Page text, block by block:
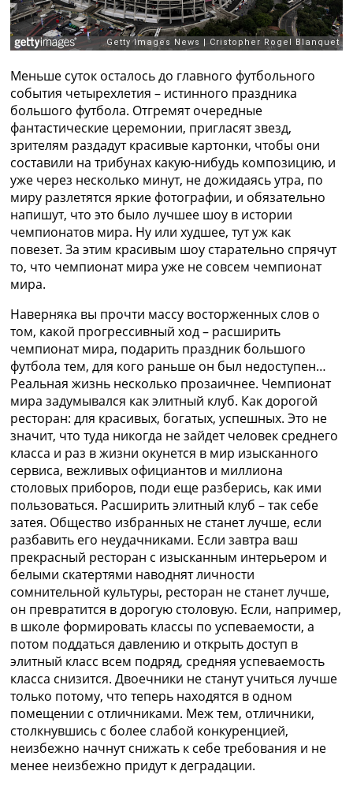
Рейтинг ФИФА
ТВ программа
RU
UA
Categories
Главная
Новости футбола
Видео
Трансферы
Новости футбола Украины
Последние комментарии
Конкурс прогнозов
Логин
Коллективный прогноз
Турниры
Чемпионат Мира
Украина. Премьер-Лига
Украина. Первая Лига
Лига Чемпионов
Англия. Премьер Лига
Испания. Ла Лига
Другие Турниры >>>
Таблицы
Таблицы групп Чемпионата Мира
Украина. Премьер-Лига
Украина. Первая Лига
Лига Чемпионов. Таблицы групп
Англия. Премьер-Лига
Испания. Ла Лига
Все таблицы >>>
Рейтинги
Рейтинг стран УЕФА
Рейтинг клубов УЕФА
Рейтинг ФИФА
ТВ программа
Меньше суток осталось до главного футбольного
события четырехлетия – истинного праздника
большого футбола. Отгремят очередные
фантастические церемонии, пригласят звезд,
зрителям раздадут красивые картонки, чтобы они
составили на трибунах какую-нибудь композицию, и
уже через несколько минут, не дожидаясь утра, по
миру разлетятся яркие фотографии, и обязательно
напишут, что это было лучшее шоу в истории
чемпионатов мира. Ну или худшее, тут уж как
повезет. За этим красивым шоу старательно спрячут
то, что чемпионат мира уже не совсем чемпионат
мира.
Наверняка вы прочти массу восторженных слов о
том, какой прогрессивный ход – расширить
чемпионат мира, подарить праздник большого
футбола тем, для кого раньше он был недоступен…
Реальная жизнь несколько прозаичнее. Чемпионат
мира задумывался как элитный клуб. Как дорогой
ресторан: для красивых, богатых, успешных. Это не
значит, что туда никогда не зайдет человек среднего
класса и раз в жизни окунется в мир изысканного
сервиса, вежливых официантов и миллиона
столовых приборов, поди еще разберись, как ими
пользоваться. Расширить элитный клуб – так себе
затея. Общество избранных не станет лучше, если
разбавить его неудачниками. Если завтра ваш
прекрасный ресторан с изысканным интерьером и
белыми скатертями наводнят личности
сомнительной культуры, ресторан не станет лучше,
он превратится в дорогую столовую. Если, например,
в школе формировать классы по успеваемости, а
потом поддаться давлению и открыть доступ в
элитный класс всем подряд, средняя успеваемость
класса снизится. Двоечники не станут учиться лучше
только потому, что теперь находятся в одном
помещении с отличниками. Меж тем, отличники,
столкнувшись с более слабой конкуренцией,
неизбежно начнут снижать к себе требования и не
менее неизбежно придут к деградации.